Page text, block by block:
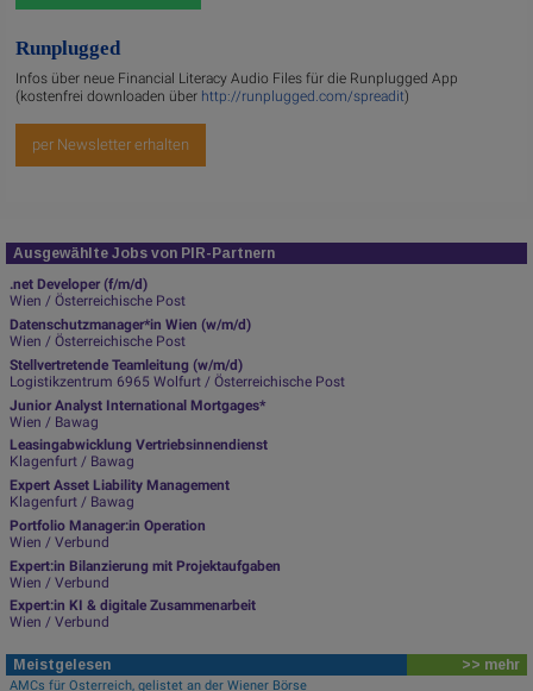
Runplugged
Infos über neue Financial Literacy Audio Files für die Runplugged App
(kostenfrei downloaden über http://runplugged.com/spreadit)
per Newsletter erhalten
Ausgewählte Jobs von PIR-Partnern
.net Developer (f/m/d)
Wien / Österreichische Post
Datenschutzmanager*in Wien (w/m/d)
Wien / Österreichische Post
Stellvertretende Teamleitung (w/m/d)
Logistikzentrum 6965 Wolfurt / Österreichische Post
Junior Analyst International Mortgages*
Wien / Bawag
Leasingabwicklung Vertriebsinnendienst
Klagenfurt / Bawag
Expert Asset Liability Management
Klagenfurt / Bawag
Portfolio Manager:in Operation
Wien / Verbund
Expert:in Bilanzierung mit Projektaufgaben
Wien / Verbund
Expert:in KI & digitale Zusammenarbeit
Wien / Verbund
Meistgelesen >> mehr
AMCs für Österreich, gelistet an der Wiener Börse